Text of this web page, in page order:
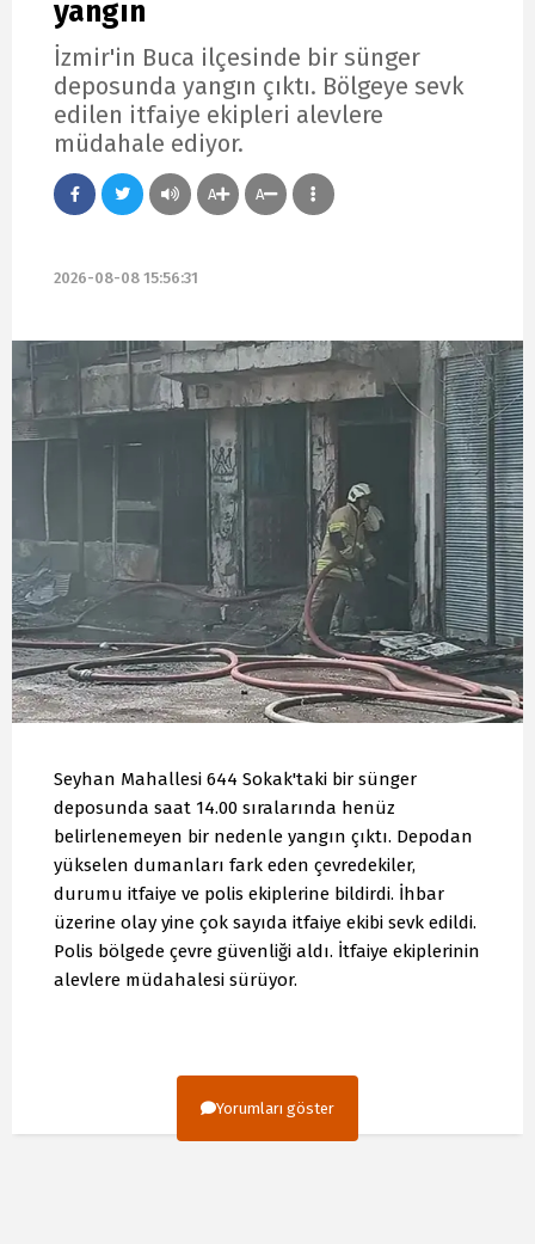
yangın
İzmir'in Buca ilçesinde bir sünger
deposunda yangın çıktı. Bölgeye sevk
edilen itfaiye ekipleri alevlere
müdahale ediyor.
A A
2026-08-08 15:56:31
Seyhan Mahallesi 644 Sokak'taki bir sünger
deposunda saat 14.00 sıralarında henüz
belirlenemeyen bir nedenle yangın çıktı. Depodan
yükselen dumanları fark eden çevredekiler,
durumu itfaiye ve polis ekiplerine bildirdi. İhbar
üzerine olay yine çok sayıda itfaiye ekibi sevk edildi.
Polis bölgede çevre güvenliği aldı. İtfaiye ekiplerinin
alevlere müdahalesi sürüyor.
Yorumları göster